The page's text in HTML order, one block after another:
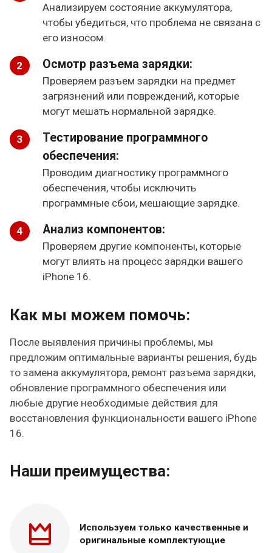
Анализируем состояние аккумулятора,
чтобы убедиться, что проблема не связана с
его износом.
Осмотр разъема зарядки:
Проверяем разъем зарядки на предмет
загрязнений или повреждений, которые
могут мешать нормальной зарядке.
Тестирование программного
обеспечения:
Проводим диагностику программного
обеспечения, чтобы исключить
программные сбои, мешающие зарядке.
Анализ компонентов:
Проверяем другие компоненты, которые
могут влиять на процесс зарядки вашего
iPhone 16.
Как мы можем помочь:
После выявления причины проблемы, мы
предложим оптимальные варианты решения, будь
то замена аккумулятора, ремонт разъема зарядки,
обновление программного обеспечения или
любые другие необходимые действия для
восстановления функциональности вашего iPhone
16.
Наши преимущества:
Используем только качественные и
оригинальные комплектующие